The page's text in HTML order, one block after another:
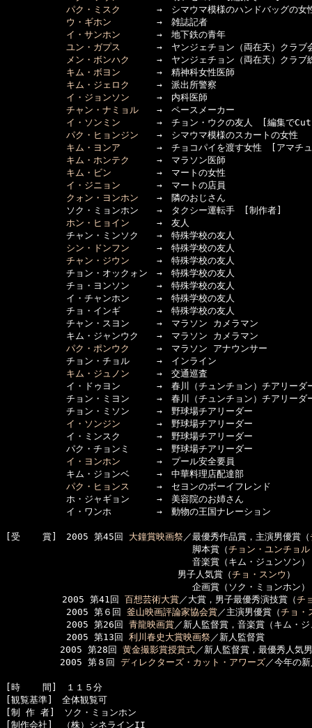
パク・ミスク
→　シマウマ模様のハンドバッグの女
ウ・ギホン →　雑誌記者
イ・サンホン →　地下鉄の青年
ユン・ガプス →　ヤンジェチョン（両在天）クラブ
メン・ボンハク
→　ヤンジェチョン（両在天）クラブ
キム・ボヨン →　精神科女性医師
キム・ジェロク
→　派出所警察
イ・ジョンソン →　内科医師
チャン・ナミョル →　ペースメーカー
イ・ソンミン →　チョン・ウクの友人　[編集で
パク・ヒョンジン →　シマウマ模様のスカートの女性
キム・ヨンア →　チョコパイを渡す女性　[アマチュ
キム・ホンテク
→　マラソン医師
キム・ビン →　マートの女性
イ・ジニョン →　マートの店員
クォン・ヨンホン →　隣のおじさん
      　　　ソク・ミョンホン　　→　タクシー運転手　[制作者]
ホン・ヒョイン →　友人
      　　　チャン・ミンソク　　→　特殊学校の友人
シン・ドンフン →　特殊学校の友人
チャン・ジウン →　特殊学校の友人
      　　　チョン・オックォン　→　特殊学校の友人
      　　　チョ・ヨンソン　　　→　特殊学校の友人
      　　　イ・チャンホン　　　→　特殊学校の友人
      　　　チョ・インギ　　　　→　特殊学校の友人
      　　　チャン・スヨン　　　→　マラソン カメラマン
      　　　キム・ジャンウク　　→　マラソン カメラマン
パク・ポンウク
→　マラソン アナウンサー
      　　　チョン・チョル　　　→　インライン
キム・ジュノン →　交通巡査
　　　イ・ドゥヨン　　　　→　春川（チュンチョン）チアリーダ
　　　チョン・ミヨン　　　→　春川（チュンチョン）チアリーダ
      　　　チョン・ミソン　　　→　野球場チアリーダー
イ・ソンジン →　野球場チアリーダー
      　　　イ・ミンスク　　　　→　野球場チアリーダー
      　　　パク・チョンミ　　　→　野球場チアリーダー
イ・ヨンホン →　プール安全要員
      　　　キム・ジョンベ　　　→　中華料理店配達部
パク・ヒョンス →　セヨンのボーイフレンド
      　　　ホ・ジャギョン　　　→　美容院のお姉さん
      　　　イ・ワンホ　　　　　→　動物の王国ナレーション
[受    賞]　2005 第45回 大鐘賞映画祭／最優秀作品賞，主演男優賞（
      　　　     　  　 　　　　　　　脚本賞（
チョン・ユンチョル
　　　     　  　 　　　　　　　音楽賞（キム・ジュンソン）
男子人気賞（チョ・スンウ ）
　　　     　  　 　　　　　　　企画賞（ソク・ミョンホン
  　　　　　2005 第41回
百想芸術大賞／大賞，男子最優秀演技賞（チ
      　　　2005 第６回
釜山映画評論家協会賞／主演男優賞（チョ・
      　　　2005 第26回
青龍映画賞／新人監督賞，音楽賞（キム・
      　　　2005 第13回
利川春史大賞映画祭／新人監督賞
2005 第28回 黄金撮影賞授賞式／新人監督賞，最優秀人気
2005 第８回 ディレクターズ・カット・アワーズ／今年の
[時    間]　１１５分
[観覧基準]　全体観覧可
[制 作 者]　ソク・ミョンホン
[制作会社]　（株）シネラインII